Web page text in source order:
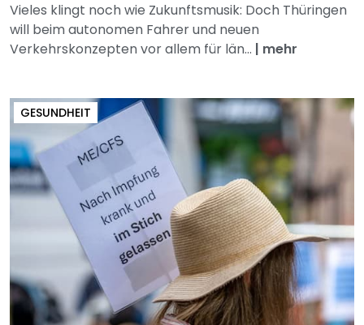
Vieles klingt noch wie Zukunftsmusik: Doch Thüringen
will beim autonomen Fahrer und neuen
Verkehrskonzepten vor allem für län... | mehr
GESUNDHEIT